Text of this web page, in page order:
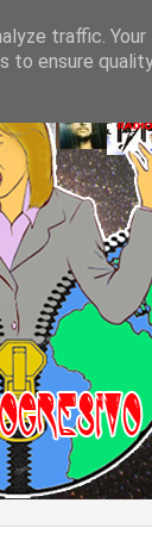
traffic.
to ensure